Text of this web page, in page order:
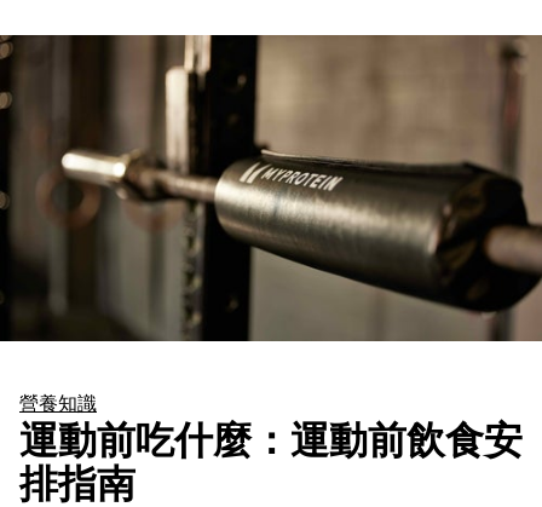
營養知識
運動前吃什麼：運動前飲食安
排指南